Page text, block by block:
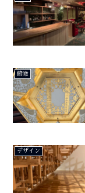
俯瞰
デザイン